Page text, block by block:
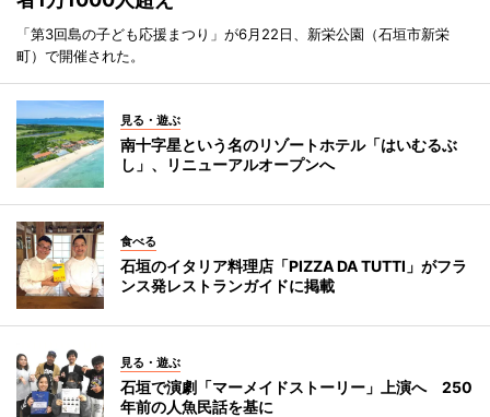
「第3回島の子ども応援まつり」が6月22日、新栄公園（石垣市新栄
町）で開催された。
見る・遊ぶ
南十字星という名のリゾートホテル「はいむるぶ
し」、リニューアルオープンへ
食べる
石垣のイタリア料理店「PIZZA DA TUTTI」がフラ
ンス発レストランガイドに掲載
見る・遊ぶ
石垣で演劇「マーメイドストーリー」上演へ 250
年前の人魚民話を基に